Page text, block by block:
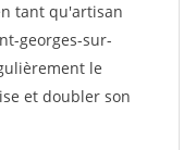
tant qu'artisan
georges-sur-
le
et doubler son